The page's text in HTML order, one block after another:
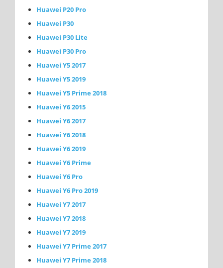
Huawei P20 Pro
Huawei P30
Huawei P30 Lite
Huawei P30 Pro
Huawei Y5 2017
Huawei Y5 2019
Huawei Y5 Prime 2018
Huawei Y6 2015
Huawei Y6 2017
Huawei Y6 2018
Huawei Y6 2019
Huawei Y6 Prime
Huawei Y6 Pro
Huawei Y6 Pro 2019
Huawei Y7 2017
Huawei Y7 2018
Huawei Y7 2019
Huawei Y7 Prime 2017
Huawei Y7 Prime 2018